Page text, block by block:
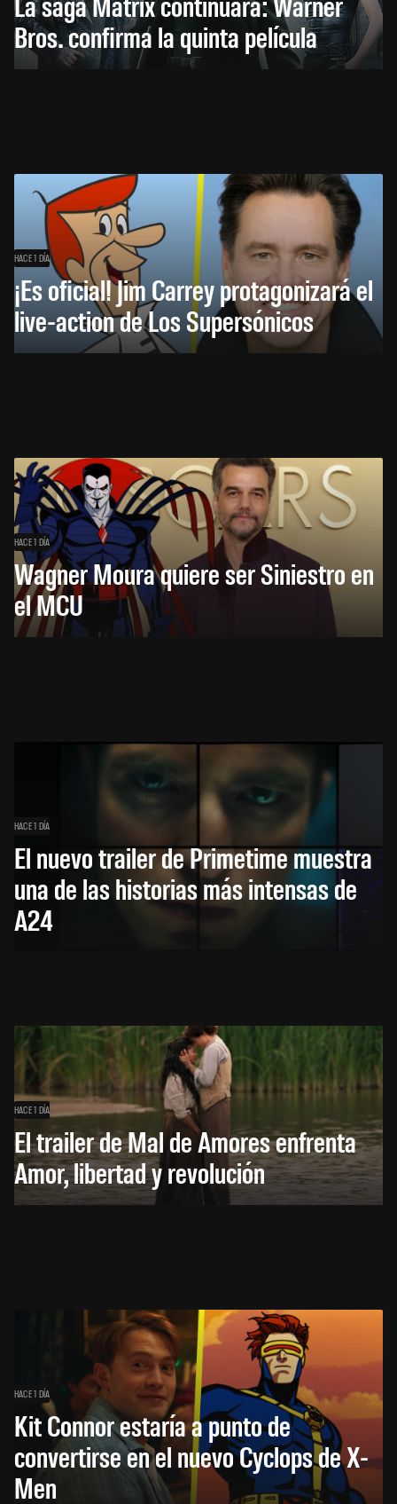
Bros. confirma la quinta película
HACE 1 DÍA
¡Es oficial! Jim Carrey protagonizará el
live-action de Los Supersónicos
HACE 1 DÍA
Wagner Moura quiere ser Siniestro en
el MCU
HACE 1 DÍA
El nuevo trailer de Primetime muestra
una de las historias más intensas de
A24
HACE 1 DÍA
El trailer de Mal de Amores enfrenta
Amor, libertad y revolución
HACE 1 DÍA
Kit Connor estaría a punto de
convertirse en el nuevo Cyclops de X-
Men